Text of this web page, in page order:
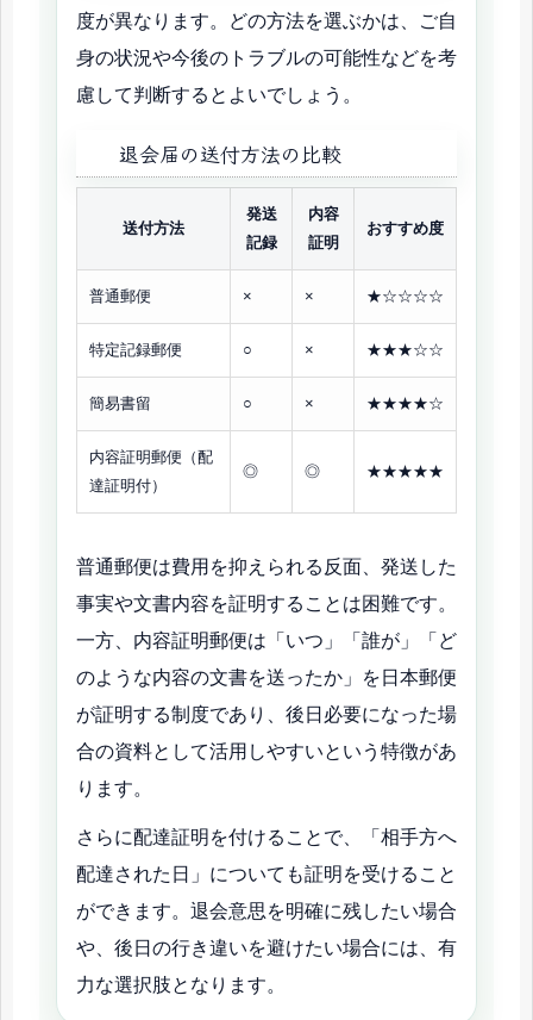
度が異なります。どの方法を選ぶかは、ご自
身の状況や今後のトラブルの可能性などを考
慮して判断するとよいでしょう。
退会届の送付方法の比較
送付方法
発送
記録
内容
証明
おすすめ度
普通郵便 × × ★☆☆☆☆
特定記録郵便 ○ × ★★★☆☆
簡易書留 ○ × ★★★★☆
内容証明郵便（配
達証明付）
◎ ◎ ★★★★★
普通郵便は費用を抑えられる反面、発送した
事実や文書内容を証明することは困難です。
一方、内容証明郵便は「いつ」「誰が」「ど
のような内容の文書を送ったか」を日本郵便
が証明する制度であり、後日必要になった場
合の資料として活用しやすいという特徴があ
ります。
さらに配達証明を付けることで、「相手方へ
配達された日」についても証明を受けること
ができます。退会意思を明確に残したい場合
や、後日の行き違いを避けたい場合には、有
力な選択肢となります。